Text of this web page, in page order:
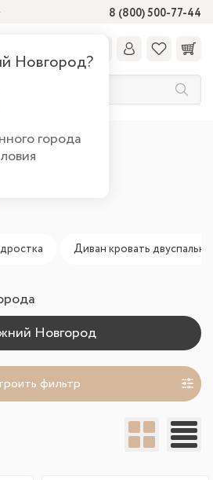
8 (800) 500-77-44
Новгород?
города
Мягкая
Новгороде
Диван кровать
фильтр